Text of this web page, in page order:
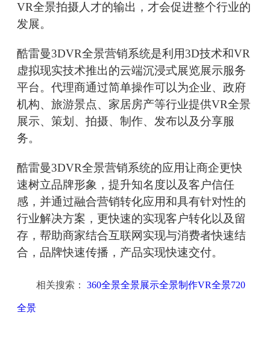
VR全景拍摄人才的输出，才会促进整个行业的
发展。
酷雷曼3DVR全景营销系统是利用3D技术和VR
虚拟现实技术推出的云端沉浸式展览展示服务
平台。代理商通过简单操作可以为企业、政府
机构、旅游景点、家居房产等行业提供VR全景
展示、策划、拍摄、制作、发布以及分享服
务。
酷雷曼3DVR全景营销系统的应用让商企更快
速树立品牌形象，提升知名度以及客户信任
感，并通过融合营销转化应用和具有针对性的
行业解决方案，更快速的实现客户转化以及留
存，帮助商家结合互联网实现与消费者快速结
合，品牌快速传播，产品实现快速交付。
相关搜索： 360全景全景展示全景制作VR全景720
全景